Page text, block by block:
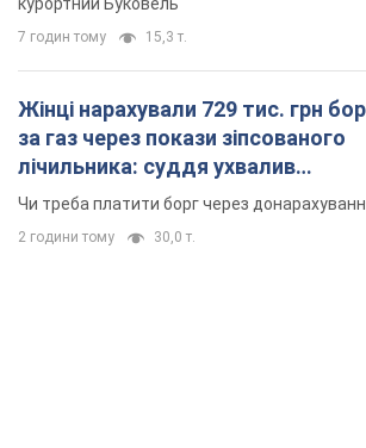
12 годин тому 1,6 т.
На Прикарпатті після аномальної
спеки пройшла потужна злива:
дороги перетворились на річки.
Відео
Негода накрила Івано-Франківщину та
курортний Буковель